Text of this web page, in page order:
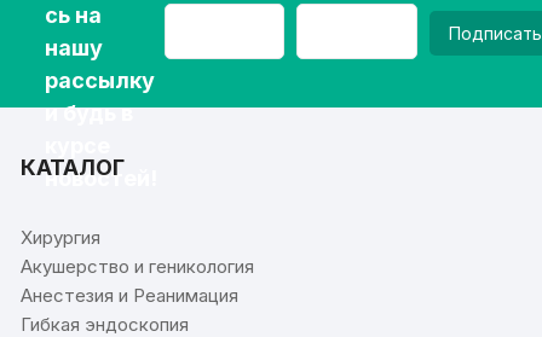
сь на
нашу
рассылку
и будь в
новостей!
КАТАЛОГ
Хирургия
Акушерство и геникология
Анестезия и Реанимация
Гибкая эндоскопия